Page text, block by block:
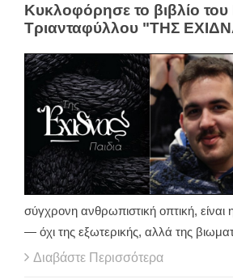
Κυκλοφόρησε το βιβλίο
Τριανταφύλλου "ΤΗΣ
σύγχρονη ανθρωπιστική οπτική, είναι
— όχι της εξωτερικής, αλλά της
Διαβάστε Περισσότερα